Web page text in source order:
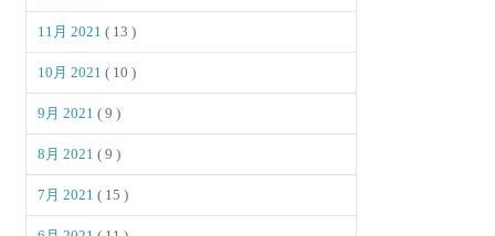
11月 2021( 13 )
10月 2021( 10 )
9月 2021( 9 )
8月 2021( 9 )
7月 2021( 15 )